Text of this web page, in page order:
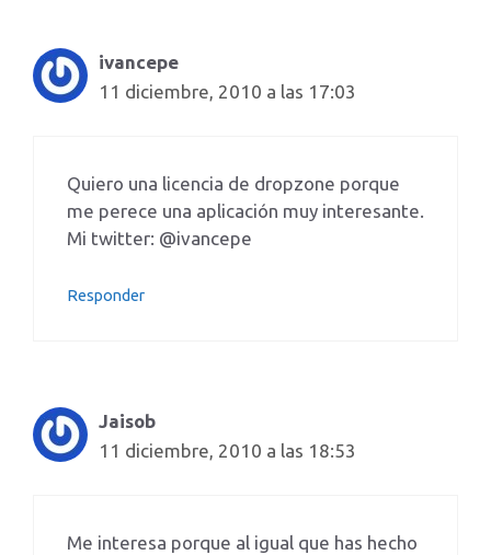
ivancepe
11 diciembre, 2010 a las 17:03
Quiero una licencia de dropzone porque
me perece una aplicación muy interesante.
Mi twitter: @ivancepe
Responder
Jaisob
11 diciembre, 2010 a las 18:53
Me interesa porque al igual que has hecho